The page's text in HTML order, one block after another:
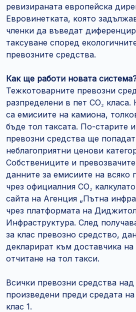
ревизираната европейска
Евровинетката, която
членки да въведат
таксуване според
превозните средства.
Как ще работи новата
Тежкотоварните превозни
разпределени в пет CO₂
са емисиите на камиона,
бъде тол таксата. По-старите
превозни средства ще
неблагоприятни ценови
Собствениците и
данните за емисиите на всяко
чрез официалния CO₂
сайта на Агенция „Пътна
чрез платформата на
Инфраструктура. След
за клас превозно средство,
декларират към доставчика на
отчитане на тол такси.
Всички превозни средства над
произведени преди средата
клас 1.